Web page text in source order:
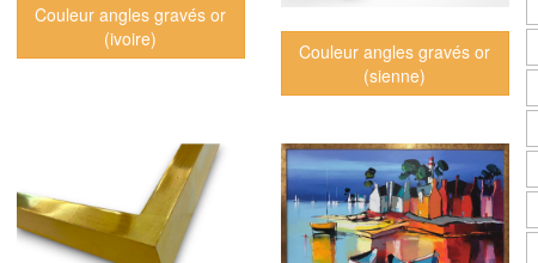
Couleur angles gravés or
(ivoire)
Couleur angles gravés or
(sienne)